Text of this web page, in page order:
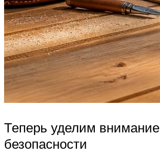
Теперь уделим внимание
безопасности